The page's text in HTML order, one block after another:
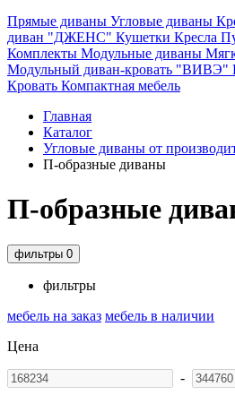
Прямые диваны Угловые диваны
диван "ДЖЕНС" Кушетки Кресла
Комплекты Модульные диваны
Модульный диван-кровать "ВИВЭ"
Кровать Компактная мебель
Главная
Каталог
Угловые диваны от
П-образные диваны
П-образные
фильтры 0
фильтры
мебель на заказ мебель в наличии
Цена
-